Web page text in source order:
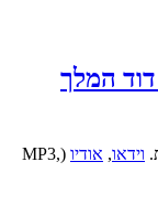
המלך
וידאו, אודיו (MP3,